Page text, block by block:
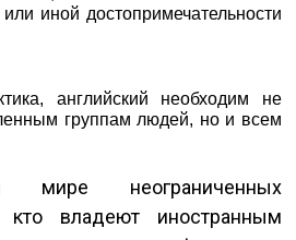
иной достопримечательности
английский необходим не
группам людей, но и всем
мире неограниченных
кто владеют иностранным